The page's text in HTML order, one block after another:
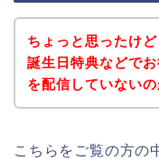
ちょっと思ったけ
誕生日特典などで
を配信していない
こちらをご覧の方の